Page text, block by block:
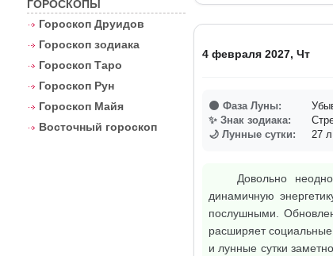
ГОРОСКОПЫ
Гороскоп Друидов
Гороскоп зодиака
Гороскоп Таро
Гороскоп Рун
Гороскоп Майя
Восточный гороскоп
4 февраля 2027, Чт
🌑 Фаза Луны:
✨ Знак зодиака:
🌙 Лунные сутки:
27
Довольно
динамичную
послушными.
расширяет
и лунные сутки